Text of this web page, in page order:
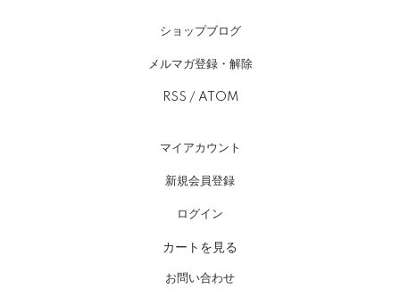
ショップブログ
メルマガ登録・解除
RSS / ATOM
マイアカウント
新規会員登録
ログイン
カートを見る
お問い合わせ